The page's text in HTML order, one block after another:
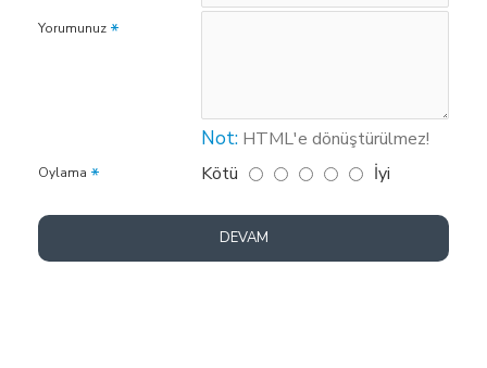
Yorumunuz
Not: HTML'e dönüştürülmez!
Oylama Kötü İyi
DEVAM